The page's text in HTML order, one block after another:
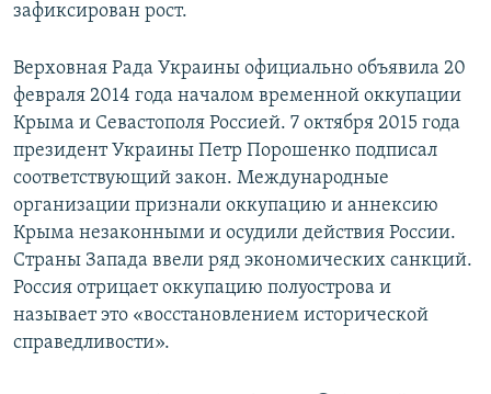
зафиксирован рост.
Верховная Рада Украины официально объявила 20
февраля 2014 года началом временной оккупации
Крыма и Севастополя Россией. 7 октября 2015 года
президент Украины Петр Порошенко подписал
соответствующий закон. Международные
организации признали оккупацию и аннексию
Крыма незаконными и осудили действия России.
Страны Запада ввели ряд экономических санкций.
Россия отрицает оккупацию полуострова и
называет это «восстановлением исторической
справедливости».